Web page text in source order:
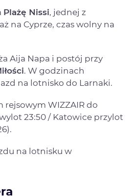
Plażę Nissi, jednej z
na Cyprze, czas wolny na
Aija Napa i postój przy
. W godzinach
na lotnisko do Larnaki.
rejsowym WIZZAIR do
23:50 / Katowice przylot
na lotnisku w